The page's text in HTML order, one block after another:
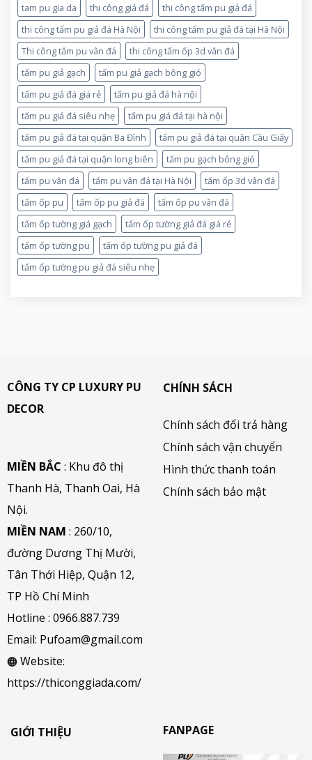
tam pu gia da
thi công giả đá
thi công tấm pu giả đá
thi công tấm pu giả đá Hà Nội
thi công tấm pu giả đá tại Hà Nội
Thi công tấm pu vân đá
thi công tấm ốp 3d vân đá
tấm pu giả gạch
tấm pu giả gạch bông gió
tấm pu giả đá giá rẻ
tấm pu giả đá hà nội
tấm pu giả đá siêu nhẹ
tấm pu giả đá tại hà nội
tấm pu giả đá tại quận Ba Đình
tấm pu giả đá tại quận Cầu Giấy
tấm pu giả đá tại quận long biên
tấm pu gạch bông gió
tấm pu vân đá
tấm pu vân đá tại Hà Nội
tấm ốp 3d vân đá
tấm ốp pu
tấm ốp pu giả đá
tấm ốp pu vân đá
tấm ốp tường giả gạch
tấm ốp tường giả đá giá rẻ
tấm ốp tường pu
tấm ốp tường pu giả đá
tấm ốp tường pu giả đá siêu nhẹ
CÔNG TY CP LUXURY PU
DECOR
MIỀN BẮC : Khu đô thị
Thanh Hà, Thanh Oai, Hà
Nội.
MIỀN NAM : 260/10,
đường Dương Thị Mười,
Tân Thới Hiệp, Quận 12,
TP Hồ Chí Minh
Hotline : 0966.887.739
Email: Pufoam@gmail.com
Website:
https://thiconggiada.com/
CHÍNH SÁCH
Chính sách đổi trả hàng
Chính sách vận chuyển
Hình thức thanh toán
Chính sách bảo mật
GIỚI THIỆU FANPAGE